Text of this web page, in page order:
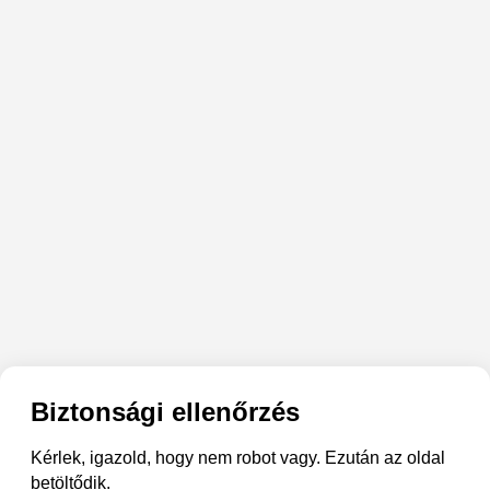
Biztonsági ellenőrzés
Kérlek, igazold, hogy nem robot vagy. Ezután az oldal
betöltődik.